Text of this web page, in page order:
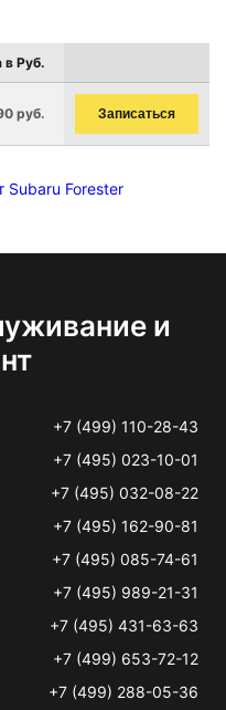
в Руб.
руб. Записаться
Subaru Forester
и
+7 (499) 110-28-43
+7 (495) 023-10-01
+7 (495) 032-08-22
+7 (495) 162-90-81
+7 (495) 085-74-61
+7 (495) 989-21-31
+7 (495) 431-63-63
+7 (499) 653-72-12
+7 (499) 288-05-36